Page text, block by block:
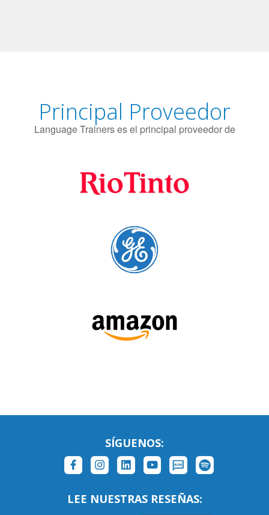
Principal Proveedor
Language Trainers es el principal proveedor de